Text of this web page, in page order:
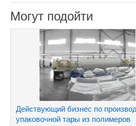
Могут подойти
Действующий бизнес по
упаковочной тары из полимеров